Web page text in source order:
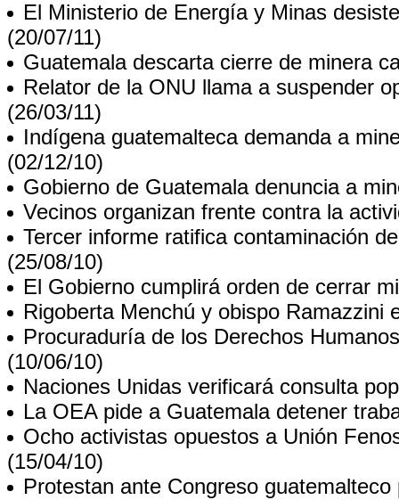
El Ministerio de Energía y Minas
(20/07/11)
Guatemala descarta cierre de minera
Relator de la ONU llama a suspender
(26/03/11)
Indígena guatemalteca demanda a
(02/12/10)
Gobierno de Guatemala denuncia a
Vecinos organizan frente contra la
Tercer informe ratifica contaminación
(25/08/10)
El Gobierno cumplirá orden de cerrar
Rigoberta Menchú y obispo Ramazzini
Procuraduría de los Derechos
(10/06/10)
Naciones Unidas verificará consulta
La OEA pide a Guatemala detener
Ocho activistas opuestos a Unión
(15/04/10)
Protestan ante Congreso